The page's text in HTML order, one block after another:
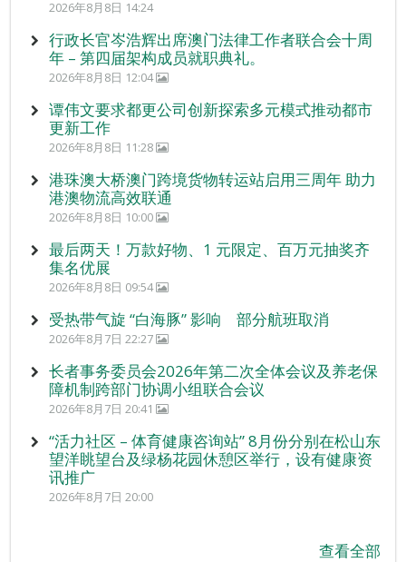
2026年8月8日 14:24
行政长官岑浩辉出席澳门法律工作者联合会十周
年 – 第四届架构成员就职典礼。
2026年8月8日 12:04
谭伟文要求都更公司创新探索多元模式推动都市
更新工作
2026年8月8日 11:28
港珠澳大桥澳门跨境货物转运站启用三周年 助力
港澳物流高效联通
2026年8月8日 10:00
最后两天！万款好物、1 元限定、百万元抽奖齐
集名优展
2026年8月8日 09:54
受热带气旋 “白海豚” 影响 部分航班取消
2026年8月7日 22:27
长者事务委员会2026年第二次全体会议及养老保
障机制跨部门协调小组联合会议
2026年8月7日 20:41
“活力社区 – 体育健康咨询站” 8月份分别在松山东
望洋眺望台及绿杨花园休憩区举行，设有健康资
讯推广
2026年8月7日 20:00
查看全部